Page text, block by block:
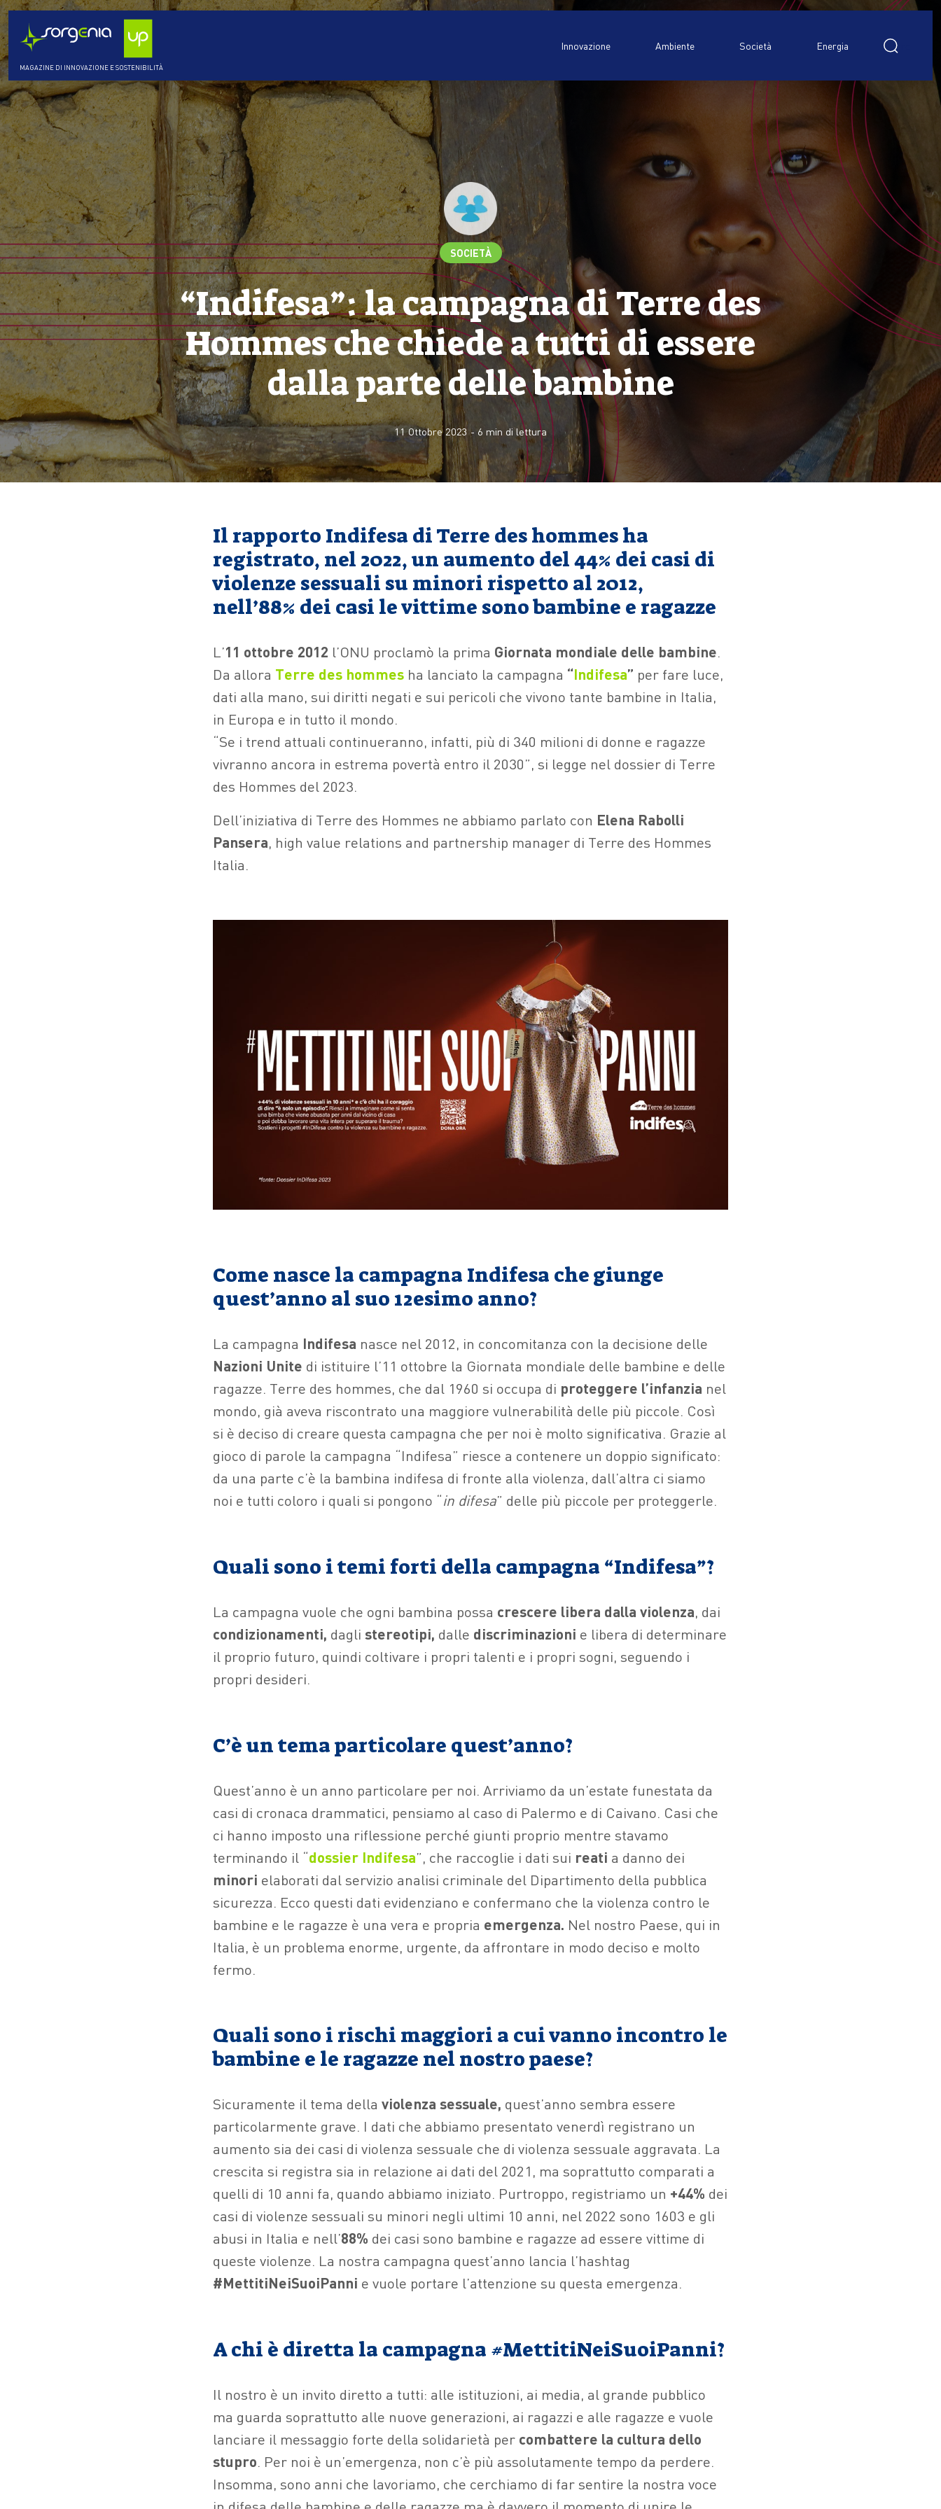
MAGAZINE DI INNOVAZIONE E SOSTENIBILITÀ
per:
Innovazione Ambiente Società Energia
SOCIETÀ
“Indifesa”: la campagna di Terre des
Hommes che chiede a tutti di essere
dalla parte delle bambine
11 Ottobre 2023 - 6 min di lettura
Il rapporto Indifesa di Terre des hommes ha
registrato, nel 2022, un aumento del 44% dei casi di
violenze sessuali su minori rispetto al 2012,
nell’88% dei casi le vittime sono bambine e ragazze
L’11 ottobre 2012 l’ONU proclamò la prima Giornata mondiale delle bambine.
Da allora Terre des hommes ha lanciato la campagna “Indifesa” per fare luce,
dati alla mano, sui diritti negati e sui pericoli che vivono tante bambine in Italia,
in Europa e in tutto il mondo.
“Se i trend attuali continueranno, infatti, più di 340 milioni di donne e ragazze
vivranno ancora in estrema povertà entro il 2030”, si legge nel dossier di Terre
des Hommes del 2023.
Dell’iniziativa di Terre des Hommes ne abbiamo parlato con Elena Rabolli
Pansera, high value relations and partnership manager di Terre des Hommes
Italia.
Come nasce la campagna Indifesa che giunge
quest’anno al suo 12esimo anno?
La campagna Indifesa nasce nel 2012, in concomitanza con la decisione delle
Nazioni Unite di istituire l’11 ottobre la Giornata mondiale delle bambine e delle
ragazze. Terre des hommes, che dal 1960 si occupa di proteggere l’infanzia nel
mondo, già aveva riscontrato una maggiore vulnerabilità delle più piccole. Così
si è deciso di creare questa campagna che per noi è molto significativa. Grazie al
gioco di parole la campagna “Indifesa” riesce a contenere un doppio significato:
da una parte c’è la bambina indifesa di fronte alla violenza, dall’altra ci siamo
noi e tutti coloro i quali si pongono “in difesa” delle più piccole per proteggerle.
Quali sono i temi forti della campagna “Indifesa”?
La campagna vuole che ogni bambina possa crescere libera dalla violenza, dai
condizionamenti, dagli stereotipi, dalle discriminazioni e libera di determinare
il proprio futuro, quindi coltivare i propri talenti e i propri sogni, seguendo i
propri desideri.
C’è un tema particolare quest’anno?
Quest’anno è un anno particolare per noi. Arriviamo da un’estate funestata da
casi di cronaca drammatici, pensiamo al caso di Palermo e di Caivano. Casi che
ci hanno imposto una riflessione perché giunti proprio mentre stavamo
terminando il “dossier Indifesa”, che raccoglie i dati sui reati a danno dei
minori elaborati dal servizio analisi criminale del Dipartimento della pubblica
sicurezza. Ecco questi dati evidenziano e confermano che la violenza contro le
bambine e le ragazze è una vera e propria emergenza. Nel nostro Paese, qui in
Italia, è un problema enorme, urgente, da affrontare in modo deciso e molto
fermo.
Quali sono i rischi maggiori a cui vanno incontro le
bambine e le ragazze nel nostro paese?
Sicuramente il tema della violenza sessuale, quest’anno sembra essere
particolarmente grave. I dati che abbiamo presentato venerdì registrano un
aumento sia dei casi di violenza sessuale che di violenza sessuale aggravata. La
crescita si registra sia in relazione ai dati del 2021, ma soprattutto comparati a
quelli di 10 anni fa, quando abbiamo iniziato. Purtroppo, registriamo un +44% dei
casi di violenze sessuali su minori negli ultimi 10 anni, nel 2022 sono 1603 e gli
abusi in Italia e nell’88% dei casi sono bambine e ragazze ad essere vittime di
queste violenze. La nostra campagna quest’anno lancia l’hashtag
#MettitiNeiSuoiPanni e vuole portare l’attenzione su questa emergenza.
A chi è diretta la campagna #MettitiNeiSuoiPanni?
Il nostro è un invito diretto a tutti: alle istituzioni, ai media, al grande pubblico
ma guarda soprattutto alle nuove generazioni, ai ragazzi e alle ragazze e vuole
lanciare il messaggio forte della solidarietà per combattere la cultura dello
stupro. Per noi è un’emergenza, non c’è più assolutamente tempo da perdere.
Insomma, sono anni che lavoriamo, che cerchiamo di far sentire la nostra voce